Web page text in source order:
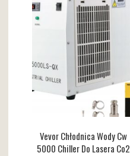
Vevor Chłodnica Wody Cw
5000 Chiller Do Lasera Co2